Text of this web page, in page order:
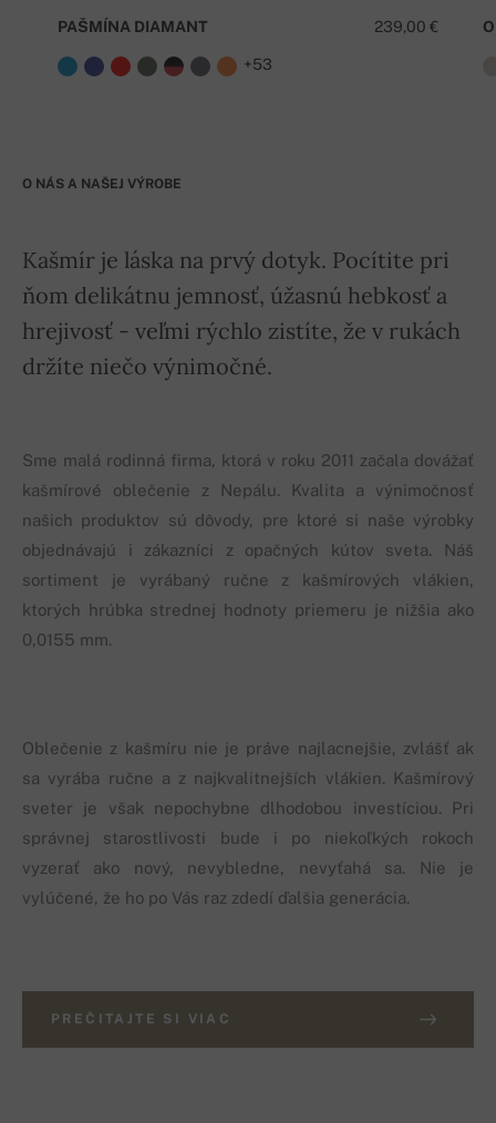
239,00 €
PAŠMÍNA DIAMANT
+53
O NÁS A NAŠEJ VÝROBE
Kašmír je láska na prvý dotyk. Pocítite pri
ňom delikátnu jemnosť, úžasnú hebkosť a
hrejivosť - veľmi rýchlo zistíte, že v rukách
držíte niečo výnimočné.
Sme malá rodinná firma, ktorá v roku 2011 začala dovážať
kašmírové oblečenie z Nepálu. Kvalita a výnimočnosť
našich produktov sú dôvody, pre ktoré si naše výrobky
objednávajú i zákazníci z opačných kútov sveta. Náš
sortiment je vyrábaný ručne z kašmírových vlákien,
ktorých hrúbka strednej hodnoty priemeru je nižšia ako
0,0155 mm.
Oblečenie z kašmíru nie je práve najlacnejšie, zvlášť ak
sa vyrába ručne a z najkvalitnejších vlákien. Kašmírový
sveter je však nepochybne dlhodobou investíciou. Pri
správnej starostlivosti bude i po niekoľkých rokoch
vyzerať ako nový, nevybledne, nevyťahá sa. Nie je
vylúčené, že ho po Vás raz zdedí ďalšia generácia.
PREČITAJTE SI VIAC